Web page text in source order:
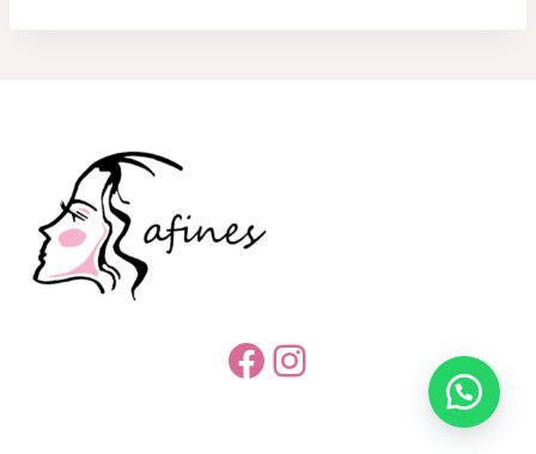
Facebook
Instagram